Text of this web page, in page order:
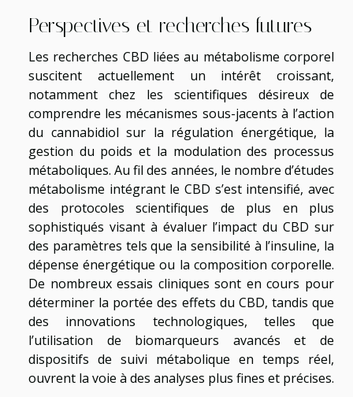
Perspectives et recherches futures
Les recherches CBD liées au métabolisme corporel
suscitent actuellement un intérêt croissant,
notamment chez les scientifiques désireux de
comprendre les mécanismes sous-jacents à l’action
du cannabidiol sur la régulation énergétique, la
gestion du poids et la modulation des processus
métaboliques. Au fil des années, le nombre d’études
métabolisme intégrant le CBD s’est intensifié, avec
des protocoles scientifiques de plus en plus
sophistiqués visant à évaluer l’impact du CBD sur
des paramètres tels que la sensibilité à l’insuline, la
dépense énergétique ou la composition corporelle.
De nombreux essais cliniques sont en cours pour
déterminer la portée des effets du CBD, tandis que
des innovations technologiques, telles que
l’utilisation de biomarqueurs avancés et de
dispositifs de suivi métabolique en temps réel,
ouvrent la voie à des analyses plus fines et précises.